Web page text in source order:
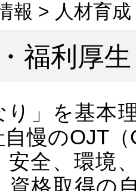
報 > 人材育
福利厚生
り」を基本
慢のOJT
安全、環境
資格取得の